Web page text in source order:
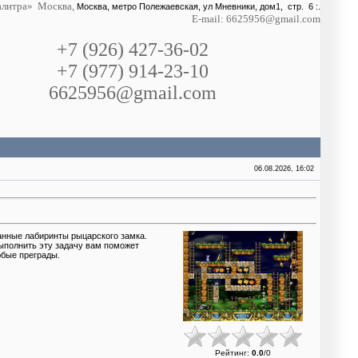
Москва, Москва, метро Полежаевская, ул Мневники, дом1, стр. 6 :.
E-mail: 6625956@gmail.com
+7 (926) 427-36-02
+7 (977) 914-23-10
6625956@gmail.com
06.08.2026, 16:02
лабиринты рыцарского замка.
эту задачу вам поможет
преграды.
Рейтинг: 0.0/0